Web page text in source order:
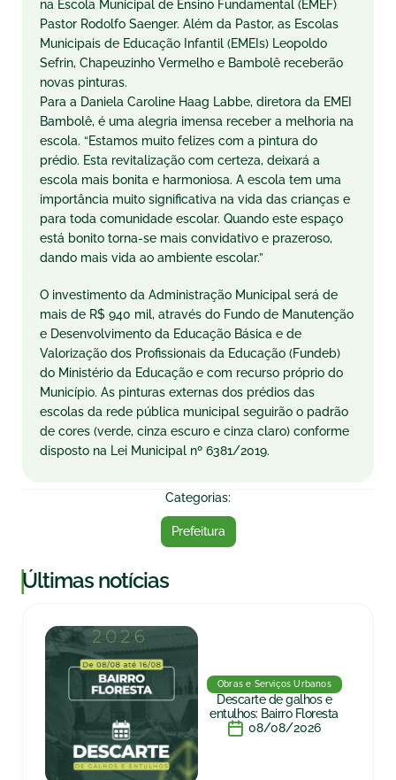
na Escola Municipal de Ensino Fundamental (EMEF)
Pastor Rodolfo Saenger. Além da Pastor, as Escolas
Municipais de Educação Infantil (EMEIs) Leopoldo
Sefrin, Chapeuzinho Vermelho e Bambolê receberão
novas pinturas.
Para a Daniela Caroline Haag Labbe, diretora da EMEI
Bambolê, é uma alegria imensa receber a melhoria na
escola. “Estamos muito felizes com a pintura do
prédio. Esta revitalização com certeza, deixará a
escola mais bonita e harmoniosa. A escola tem uma
importância muito significativa na vida das crianças e
para toda comunidade escolar. Quando este espaço
está bonito torna-se mais convidativo e prazeroso,
dando mais vida ao ambiente escolar.”
O investimento da Administração Municipal será de
mais de R$ 940 mil, através do Fundo de Manutenção
e Desenvolvimento da Educação Básica e de
Valorização dos Profissionais da Educação (Fundeb)
do Ministério da Educação e com recurso próprio do
Município. As pinturas externas dos prédios das
escolas da rede pública municipal seguirão o padrão
de cores (verde, cinza escuro e cinza claro) conforme
disposto na Lei Municipal nº 6381/2019.
Categorias:
Prefeitura
|Últimas notícias
Obras e Serviços Urbanos
Descarte de galhos e
entulhos: Bairro Floresta
08/08/2026